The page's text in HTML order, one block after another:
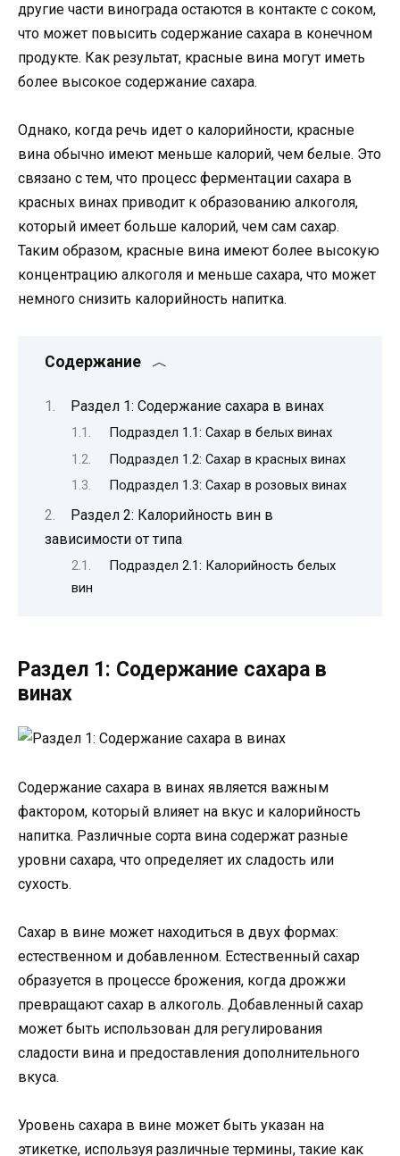
другие части винограда остаются в контакте с соком,
что может повысить содержание сахара в конечном
продукте. Как результат, красные вина могут иметь
более высокое содержание сахара.
Однако, когда речь идет о калорийности, красные
вина обычно имеют меньше калорий, чем белые. Это
связано с тем, что процесс ферментации сахара в
красных винах приводит к образованию алкоголя,
который имеет больше калорий, чем сам сахар.
Таким образом, красные вина имеют более высокую
концентрацию алкоголя и меньше сахара, что может
немного снизить калорийность напитка.
Содержание
Раздел 1: Содержание сахара в винах
Подраздел 1.1: Сахар в белых винах
Подраздел 1.2: Сахар в красных винах
Подраздел 1.3: Сахар в розовых винах
Раздел 2: Калорийность вин в
зависимости от типа
Подраздел 2.1: Калорийность белых
вин
Раздел 1: Содержание сахара в
винах
Содержание сахара в винах является важным
фактором, который влияет на вкус и калорийность
напитка. Различные сорта вина содержат разные
уровни сахара, что определяет их сладость или
сухость.
Сахар в вине может находиться в двух формах:
естественном и добавленном. Естественный сахар
образуется в процессе брожения, когда дрожжи
превращают сахар в алкоголь. Добавленный сахар
может быть использован для регулирования
сладости вина и предоставления дополнительного
вкуса.
Уровень сахара в вине может быть указан на
этикетке, используя различные термины, такие как